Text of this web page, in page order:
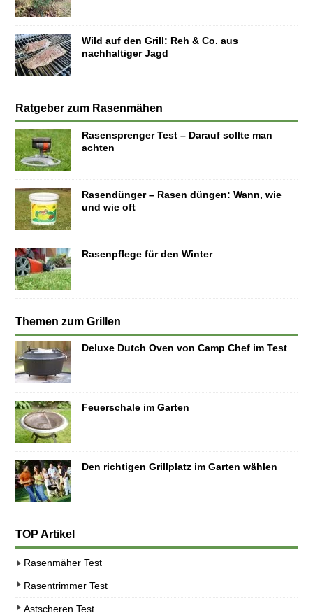
Wild auf den Grill: Reh & Co. aus
nachhaltiger Jagd
Ratgeber zum Rasenmähen
Rasensprenger Test – Darauf sollte man
achten
Rasendünger – Rasen düngen: Wann, wie
und wie oft
Rasenpflege für den Winter
Themen zum Grillen
Deluxe Dutch Oven von Camp Chef im Test
Feuerschale im Garten
Den richtigen Grillplatz im Garten wählen
TOP Artikel
Rasenmäher Test
Rasentrimmer Test
Astscheren Test